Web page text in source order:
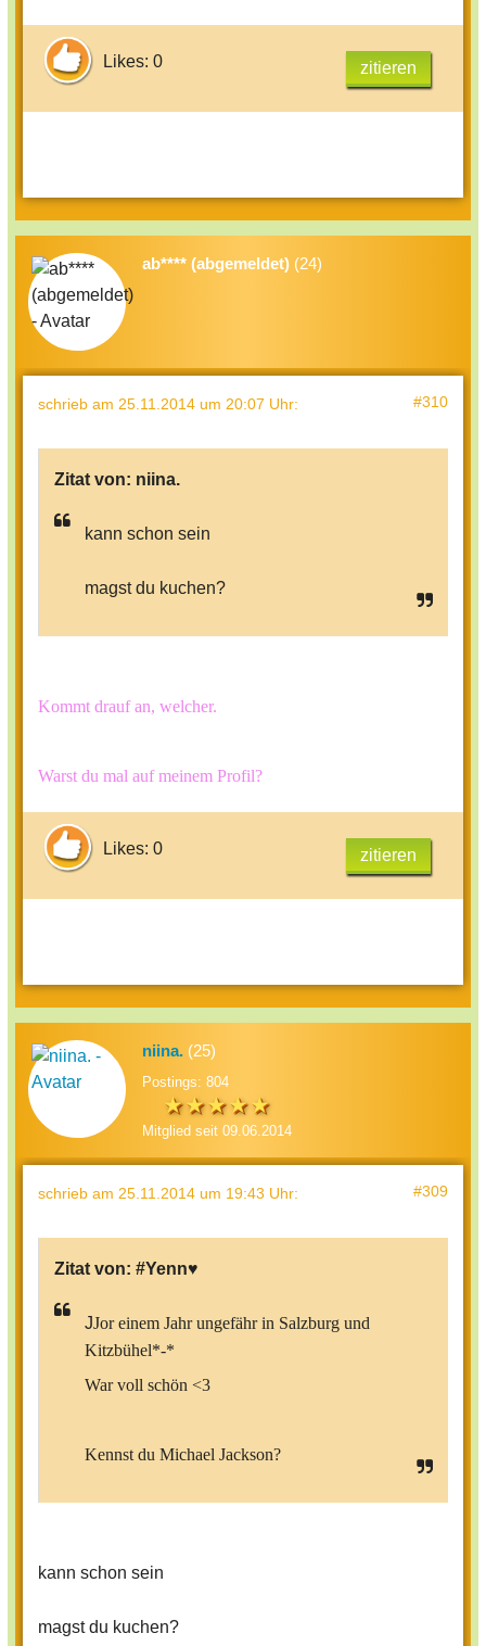
Likes: 0 zitieren
ab**** (abgemeldet) (24)
schrieb am 25.11.2014 um 20:07 Uhr: #310
Zitat von: niina.
kann schon sein
magst du kuchen?
Kommt drauf an, welcher.
Warst du mal auf meinem Profil?
Likes: 0 zitieren
niina. (25)
Postings: 804
Mitglied seit 09.06.2014
schrieb am 25.11.2014 um 19:43 Uhr: #309
Zitat von: #Yenn♥
JJor einem Jahr ungefähr in Salzburg und
Kitzbühel*-*
War voll schön <3
Kennst du Michael Jackson?
kann schon sein
magst du kuchen?